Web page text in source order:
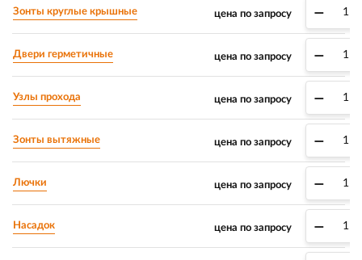
Зонты круглые крышные цена по запросу –
Двери герметичные цена по запросу –
Узлы прохода цена по запросу –
Зонты вытяжные цена по запросу –
Лючки цена по запросу –
Насадок цена по запросу –